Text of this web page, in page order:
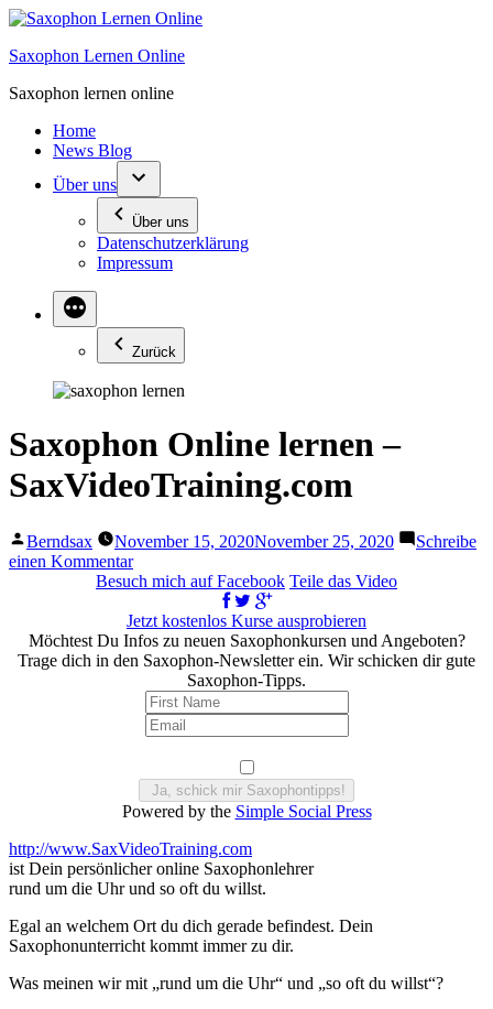
Zum
springen
Saxophon Lernen Online
Saxophon lernen online
Home
News Blog
Über uns
Über uns
Datenschutzerklärung
Impressum
Zurück
Saxophon Online lernen –
SaxVideoTraining.com
Veröffentlicht
von
Berndsax November 15, 2020November 25, 2020
Schreibe
einen Kommentarzu
Saxophon
lernen
–
SaxVideoTraining.com
Besuch mich auf Facebook Teile das Video
Jetzt kostenlos Kurse ausprobieren
Möchtest Du Infos zu neuen Saxophonkursen und Angeboten?
Trage dich in den Saxophon-Newsletter ein. Wir schicken dir gute
Saxophon-Tipps.
Powered by the Simple Social Press
http://www.SaxVideoTraining.com
ist Dein persönlicher online Saxophonlehrer
rund um die Uhr und so oft du willst.
Egal an welchem Ort du dich gerade befindest. Dein
Saxophonunterricht kommt immer zu dir.
Was meinen wir mit „rund um die Uhr“ und „so oft du willst“?